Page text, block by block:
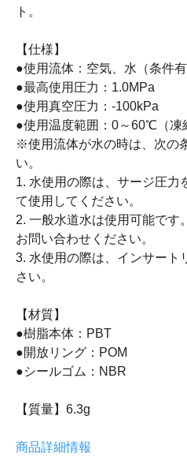
ト。
【仕様】
●使用流体：空気、水（条件有
●最高使用圧力：1.0MPa
●使用真空圧力：-100kPa
●使用温度範囲：0～60℃（凍
※使用流体が水の時は、次の
い。
1. 水使用の際は、サージ圧力
て使用してください。
2. 一般水道水は使用可能です
お問い合わせください。
3. 水使用の際は、インサート
さい。
【材質】
●樹脂本体：PBT
●開放リング：POM
●シールゴム：NBR
【質量】6.3g
商品詳細情報